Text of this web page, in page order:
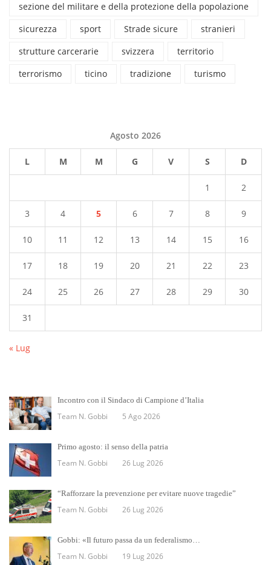
sezione del militare e della protezione della popolazione
sicurezza
sport Strade sicure
stranieri
strutture carcerarie
svizzera
territorio
terrorismo
ticino tradizione turismo
Agosto 2026
L M M G V S D
1 2
3 4 5 6 7 8 9
10 11 12 13 14 15 16
17 18 19 20 21 22 23
24 25 26 27 28 29 30
31
« Lug
Incontro con il Sindaco di Campione d’Italia
Team N. Gobbi 5 Ago 2026
Primo agosto: il senso della patria
Team N. Gobbi 26 Lug 2026
“Rafforzare la prevenzione per evitare nuove tragedie”
Team N. Gobbi 26 Lug 2026
Gobbi: «Il futuro passa da un federalismo…
Team N. Gobbi 19 Lug 2026